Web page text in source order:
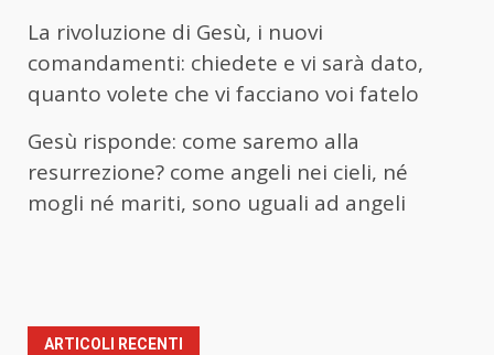
La rivoluzione di Gesù, i nuovi
comandamenti: chiedete e vi sarà dato,
quanto volete che vi facciano voi fatelo
Gesù risponde: come saremo alla
resurrezione? come angeli nei cieli, né
mogli né mariti, sono uguali ad angeli
ARTICOLI RECENTI